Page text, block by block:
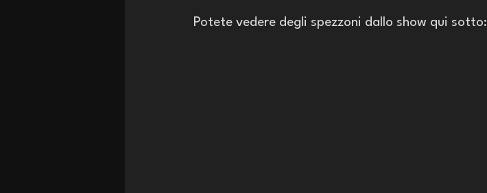
Potete vedere degli spezzoni dallo show qui sotto: